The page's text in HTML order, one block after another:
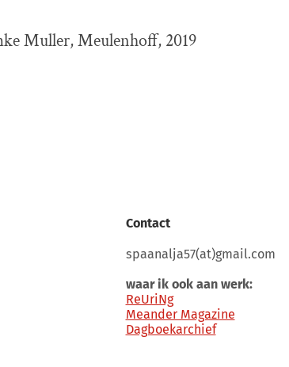
Muller, Meulenhoff, 2019
Contact
spaanalja57(at)gmail.com
waar ik ook aan werk:
ReUriNg
Meander Magazine
Dagboekarchief